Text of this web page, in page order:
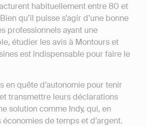
habituellement entre 80 et
qu’il puisse s’agir d’une bonne
professionnels ayant une
étudier les avis à Montours et
est indispensable pour faire le
en quête d’autonomie pour tenir
transmettre leurs déclarations
solution comme Indy, qui, en
de temps et d’argent.